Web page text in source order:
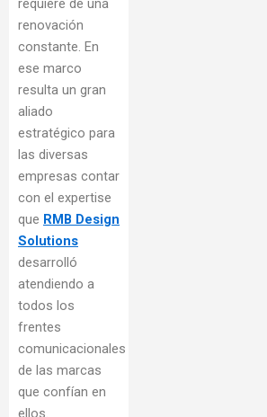
requiere de una
renovación
constante. En
ese marco
resulta un gran
aliado
estratégico para
las diversas
empresas contar
con el expertise
que RMB Design
Solutions
desarrolló
atendiendo a
todos los
frentes
comunicacionales
de las marcas
que confían en
ellos.